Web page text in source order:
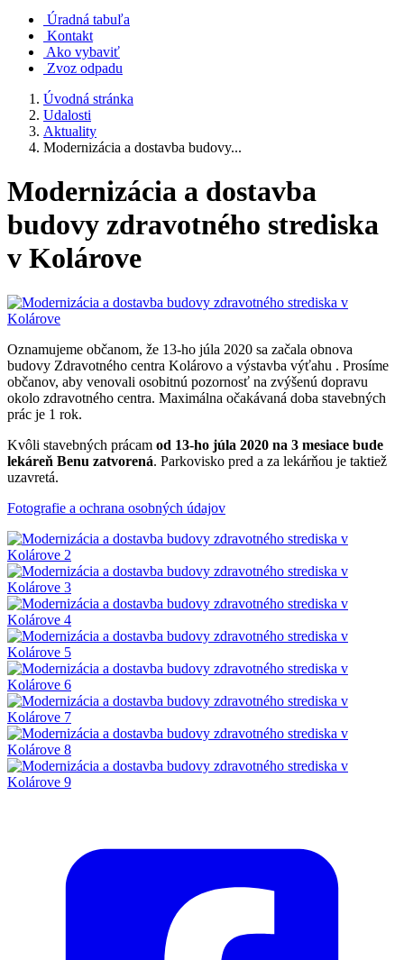
Úradná tabuľa
Kontakt
Ako vybaviť
Zvoz odpadu
Úvodná stránka
Udalosti
Aktuality
Modernizácia a dostavba budovy...
Modernizácia a dostavba
budovy zdravotného strediska
v Kolárove
Oznamujeme občanom, že 13-ho júla 2020 sa začala obnova
budovy Zdravotného centra Kolárovo a výstavba výťahu . Prosíme
občanov, aby venovali osobitnú pozornosť na zvýšenú dopravu
okolo zdravotného centra. Maximálna očakávaná doba stavebných
prác je 1 rok.
Kvôli stavebných prácam od 13-ho júla 2020 na 3 mesiace bude
lekáreň Benu zatvorená. Parkovisko pred a za lekárňou je taktiež
uzavretá.
Fotografie a ochrana osobných údajov